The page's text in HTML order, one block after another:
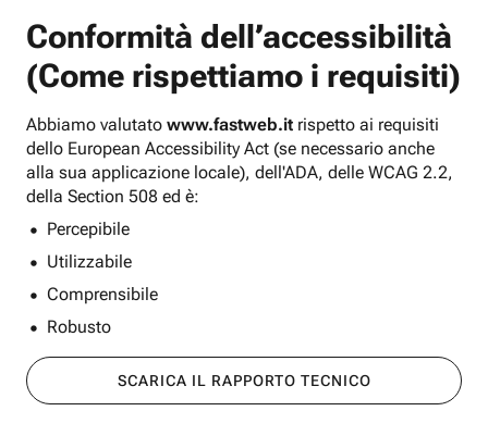
Conformità dell’accessibilità
(Come rispettiamo i requisiti)
Abbiamo valutato www.fastweb.it rispetto ai requisiti
dello European Accessibility Act (se necessario anche
alla sua applicazione locale), dell'ADA, delle WCAG 2.2,
della Section 508 ed è:
Percepibile
Utilizzabile
Comprensibile
Robusto
SCARICA IL RAPPORTO TECNICO